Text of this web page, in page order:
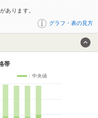
あります。
グラフ・表の見方
帯
：中央値